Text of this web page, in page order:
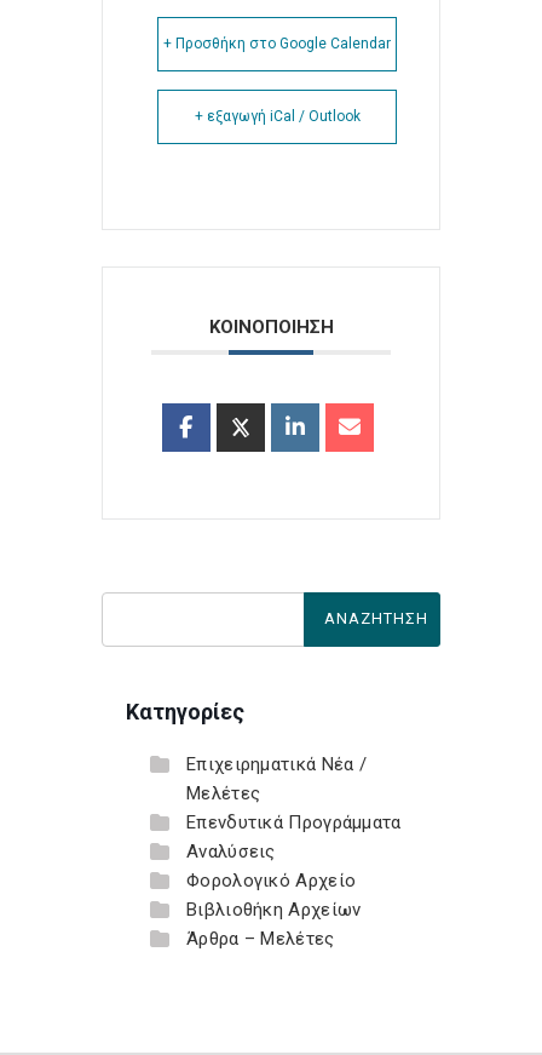
+ Προσθήκη στο Google Calendar
+ εξαγωγή iCal / Outlook
ΚΟΙΝΟΠΟΙΗΣΗ
Κατηγορίες
Επιχειρηματικά Νέα /
Μελέτες
Επενδυτικά Προγράμματα
Αναλύσεις
Φορολογικό Αρχείο
Βιβλιοθήκη Αρχείων
Άρθρα – Μελέτες